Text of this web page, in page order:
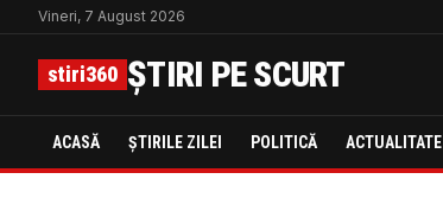
Vineri, 7 August 2026
stiri360 ȘTIRI PE SCURT
ACASĂ ȘTIRILE ZILEI POLITICĂ ACTUALITATE